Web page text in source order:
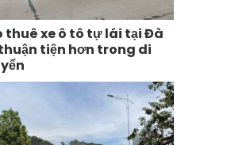
thuê xe ô tô tự lái tại Đà
tiện hơn trong di